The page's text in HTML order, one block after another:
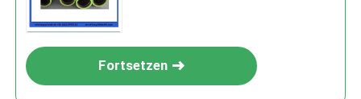
Fortsetzen